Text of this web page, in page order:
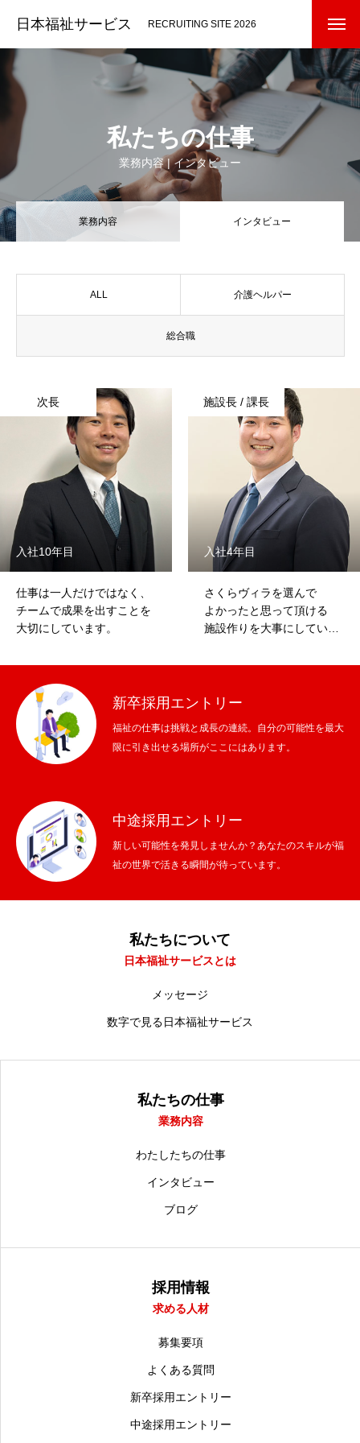
日本福祉サービス RECRUITING SITE 2026
HOME
私たちの仕事
採用情報
私たちについて 私たちの仕事
私たちの仕事
業務内容 | インタビュー
業務内容 インタビュー
ALL 介護ヘルパー
総合職
次長
入社10年目
仕事は一人だけではなく、
チームで成果を出すことを
大切にしています。
施設長 / 課長
入社4年目
さくらヴィラを選んで
よかったと思って頂ける
施設作りを大事にしていま
新卒採用エントリー
福祉の仕事は挑戦と成長の連続。自分の可能性を最大
限に引き出せる場所がここにはあります。
中途採用エントリー
新しい可能性を発見しませんか？あなたのスキルが福
祉の世界で活きる瞬間が待っています。
私たちについて
日本福祉サービスとは
メッセージ
数字で見る日本福祉サービス
私たちの仕事
業務内容
わたしたちの仕事
インタビュー
ブログ
採用情報
求める人材
募集要項
よくある質問
新卒採用エントリー
中途採用エントリー